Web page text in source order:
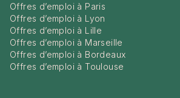
Offres d’emploi à Paris
Offres d’emploi à Lyon
Offres d’emploi à Lille
Offres d’emploi à Marseille
Offres d’emploi à Bordeaux
Offres d’emploi à Toulouse